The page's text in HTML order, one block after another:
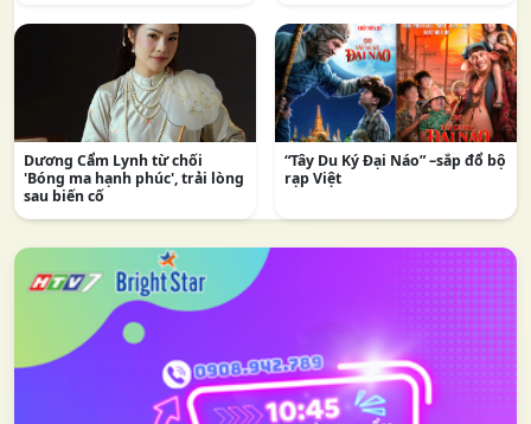
Dương Cẩm Lynh từ chối
'Bóng ma hạnh phúc', trải lòng
sau biến cố
“Tây Du Ký Đại Náo” –sắp đổ bộ
rạp Việt